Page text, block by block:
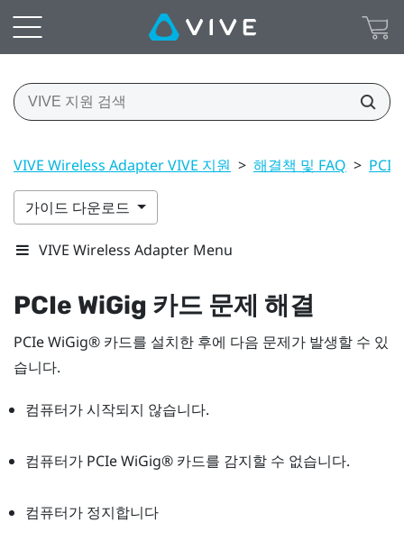
VIVE Wireless Adapter VIVE 지원 > 해결책 및 FAQ >
가이드 다운로드
VIVE Wireless Adapter Menu
PCIe WiGig 카드 문제 해결
PCIeWiGig® 카드를 설치한 후에 다음 문제가 발생할 수 있
습니다.
컴퓨터가 시작되지 않습니다.
컴퓨터가 PCIeWiGig®카드를 감지할 수 없습니다.
컴퓨터가 정지합니다